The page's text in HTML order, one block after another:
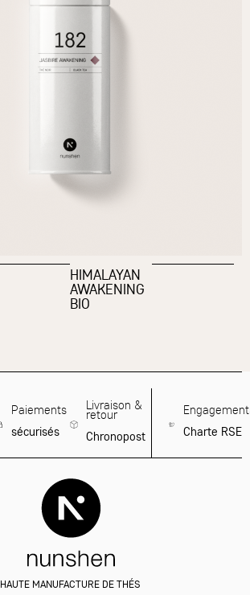
HIMALAYAN
AWAKENING
BIO
Paiements
sécurisés
Livraison &
retour
Chronopost
Charte RSE
HAUTE MANUFACTURE DE THÉS